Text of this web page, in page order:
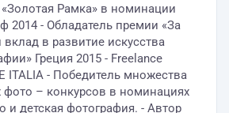
Рамка» в номинации
2014 - Обладатель премии «За
в развитие искусства
Греция 2015 - Freelance
ITALIA - Победитель множества
– конкурсов в номинациях
и детская фотография. - Автор